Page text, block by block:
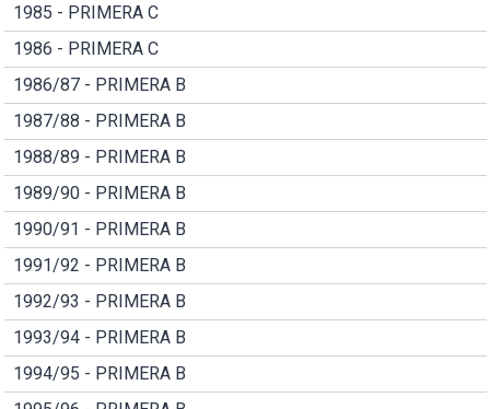
1985 - PRIMERA C
1986 - PRIMERA C
1986/87 - PRIMERA B
1987/88 - PRIMERA B
1988/89 - PRIMERA B
1989/90 - PRIMERA B
1990/91 - PRIMERA B
1991/92 - PRIMERA B
1992/93 - PRIMERA B
1993/94 - PRIMERA B
1994/95 - PRIMERA B